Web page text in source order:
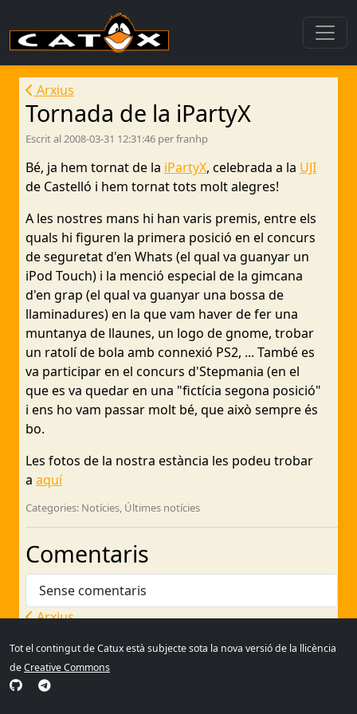
Arxius
Tornada de la iPartyX
Escrit al 2008-03-31 12:31:46 per franhp
Bé, ja hem tornat de la iPartyX, celebrada a la UJI
de Castelló i hem tornat tots molt alegres!
A les nostres mans hi han varis premis, entre els
quals hi figuren la primera posició en el concurs
de seguretat d'en Whats (el qual va guanyar un
iPod Touch) i la menció especial de la gimcana
d'en grap (el qual va guanyar una bossa de
llaminadures) en la que vam haver de fer una
muntanya de llaunes, un logo de gnome, trobar
un ratolí de bola amb connexió PS2, ... També es
va participar en el concurs d'Stepmania (en el
que es va quedar en una "fictícia segona posició"
i ens ho vam passar molt bé, que això sempre és
bo.
Les fotos de la nostra estància les podeu trobar
a aquí
Categories: Notícies, Últimes notícies
Comentaris
Sense comentaris
Arxius
Tot el contingut de Catux està subjecte sota la nova versió de la llicència
deCreative Commons